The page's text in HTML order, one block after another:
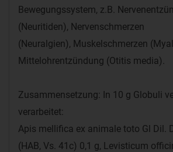
Bewegungssystem, z.B.
(Neuritiden), Nervenschmerzen
(Neuralgien), Muskelschmerzen
Mittelohrentzündung (Otitis media).
Zusammensetzung: In 10 g Globuli
verarbeitet:
Apis mellifica ex animale toto Gl Dil.
(HAB, Vs. 41c) 0,1 g, Levisticum